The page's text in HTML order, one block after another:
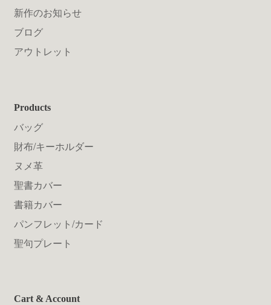
新作のお知らせ
ブログ
アウトレット
Products
バッグ
財布/キーホルダー
ヌメ革
聖書カバー
書籍カバー
パンフレット/カード
聖句プレート
Cart & Account